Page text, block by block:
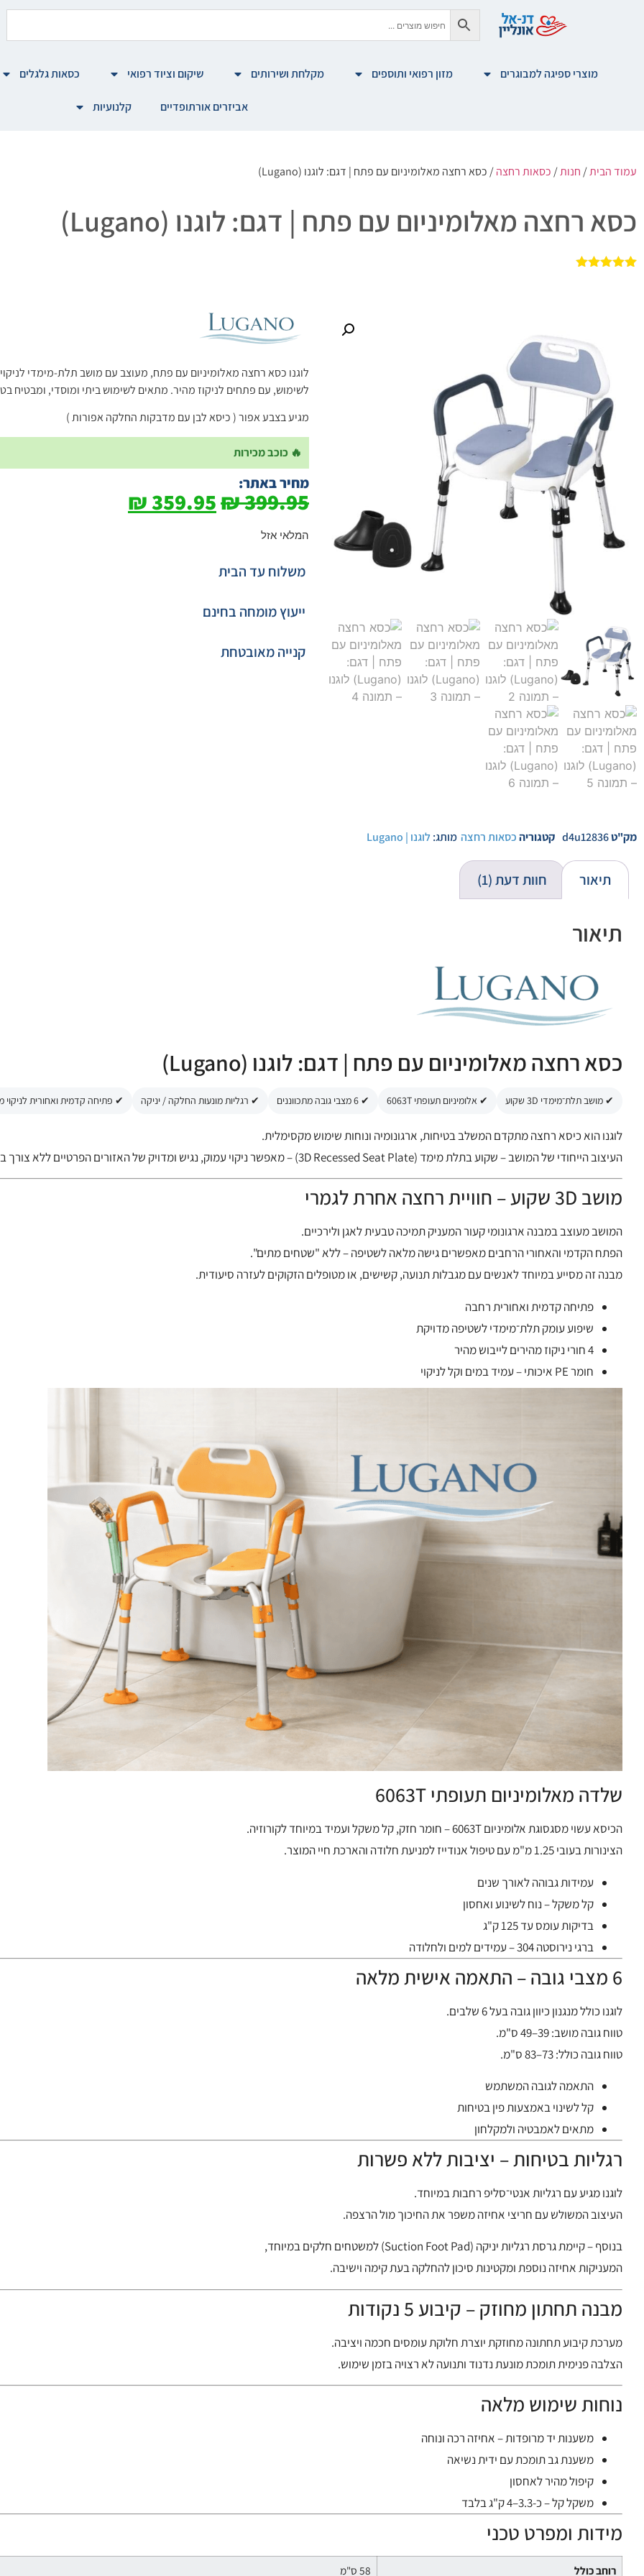
מוצרי ספיגה למבוגרים מזון רפואי ותוספים מקלחת ושירותים שיקום וציוד רפואי כסאות גלגלים
אביזרים אורתופדיים קלנועיות
עמוד הבית/ חנות/ כסאות רחצה/ כסא רחצה מאלומיניום עם פתח | דגם: לוגנו (Lugano)
כסא רחצה מאלומיניום עם פתח | דגם: לוגנו (Lugano)
מק"טd4u12836 קטגוריהכסאות רחצה מותג:לוגנו | Lugano
לוגנו כסא רחצה מאלומיניום עם פתח, מעוצב עם מושב תלת-מימדי
לשימוש, עם פתחים לניקוז מהיר. מתאים לשימוש ביתי ומוסדי, ומבטיח
מגיע בצבע אפור ( כיסא לבן עם מדבקות החלקה אפורות )
🔥 כוכב מכירות
מחיר באתר:
399.95
₪
359.95
₪
המלאי אזל
משלוח עד הבית
ייעוץ מומחה בחינם
קנייה מאובטחת
תיאור חוות דעת (1)
תיאור
כסא רחצה מאלומיניום עם פתח | דגם: לוגנו (Lugano)
✔ מושב תלת־מימדי 3D שקוע ✔ אלומיניום תעופתי 6063T ✔ 6 מצבי גובה מתכווננים ✔ רגליות מונעות החלקה / יניקה ✔ פתיחה קדמית ואחורית לניקוי
לוגנו הוא כיסא רחצה מתקדם המשלב בטיחות, ארגונומיה ונוחות שימוש מקסימלית.
העיצוב הייחודי של המושב – שקוע בתלת מימד (3D Recessed Seat Plate) – מאפשר ניקוי עמוק, נגיש ומדויק של האזורים הפרטיים ללא צורך במאמץ או שינוי תנוחה מסוכן.
מושב 3D שקוע – חוויית רחצה אחרת לגמרי
המושב מעוצב במבנה ארגונומי קעור המעניק תמיכה טבעית לאגן ולירכיים.
הפתח הקדמי והאחורי הרחבים מאפשרים גישה מלאה לשטיפה – ללא "שטחים מתים".
מבנה זה מסייע במיוחד לאנשים עם מגבלות תנועה, קשישים, או מטופלים הזקוקים לעזרה סיעודית.
פתיחה קדמית ואחורית רחבה
שיפוע עומק תלת־מימדי לשטיפה מדויקת
4 חורי ניקוז מהירים לייבוש מהיר
חומר PE איכותי – עמיד במים וקל לניקוי
שלדה מאלומיניום תעופתי 6063T
הכיסא עשוי מסגסוגת אלומיניום 6063T – חומר חזק, קל משקל ועמיד במיוחד לקורוזיה.
הצינורות בעובי 1.25 מ"מ עם טיפול אנודייז למניעת חלודה והארכת חיי המוצר.
עמידות גבוהה לאורך שנים
קל משקל – נוח לשינוע ואחסון
בדיקות עומס עד 125 ק"ג
ברגי נירוסטה 304 – עמידים למים ולחלודה
6 מצבי גובה – התאמה אישית מלאה
לוגנו כולל מנגנון כיוון גובה בעל 6 שלבים.
טווח גובה מושב: 39–49 ס"מ.
טווח גובה כולל: 73–83 ס"מ.
התאמה לגובה המשתמש
קל לשינוי באמצעות פין בטיחות
מתאים לאמבטיה ולמקלחון
רגליות בטיחות – יציבות ללא פשרות
לוגנו מגיע עם רגליות אנטי־סליפ רחבות במיוחד.
העיצוב המשולש עם חריצי אחיזה משפר את החיכוך מול הרצפה.
בנוסף – קיימת גרסת רגליות יניקה (Suction Foot Pad) למשטחים חלקים במיוחד,
המעניקות אחיזה נוספת ומקטינות סיכון להחלקה בעת קימה וישיבה.
מבנה תחתון מחוזק – קיבוע 5 נקודות
מערכת קיבוע תחתונה מחוזקת יוצרת חלוקת עומסים חכמה ויציבה.
הצלבה פנימית תומכת מונעת נדנוד ותנועה לא רצויה בזמן שימוש.
נוחות שימוש מלאה
משענות יד מרופדות – אחיזה רכה ונוחה
משענת גב תומכת עם ידית נשיאה
קיפול מהיר לאחסון
משקל קל – כ-3.3–4 ק"ג בלבד
מידות ומפרט טכני
רוחב כולל 58 ס"מ